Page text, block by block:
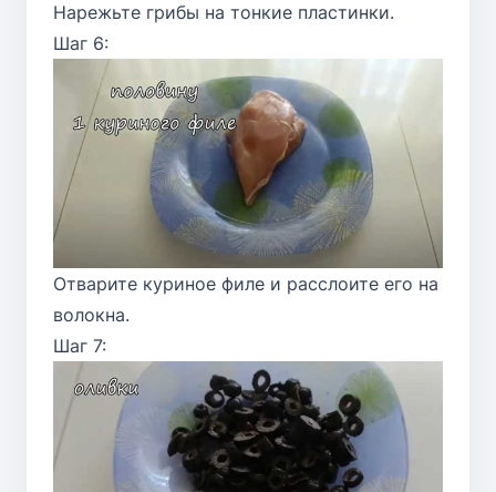
Нарежьте грибы на тонкие пластинки.
Шаг 6:
Отварите куриное филе и расслоите его на
волокна.
Шаг 7: